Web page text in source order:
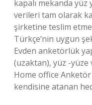
kapalı mekanda yüz
verileri tam olarak
şirketine teslim
Türkçe’nin uygun
Evden anketörlük
(uzaktan), yüz -yüze
Home office
kendisine atanan